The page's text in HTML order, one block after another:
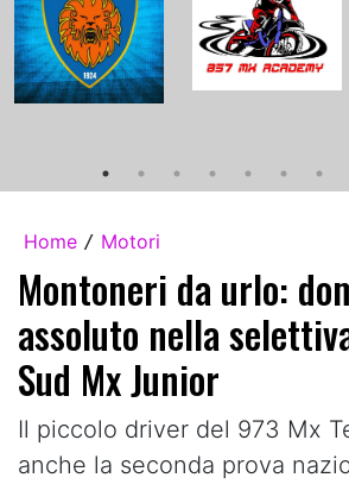
Home / Motori
Montoneri da urlo:
assoluto nella
Sud Mx Junior
Il piccolo driver del 973 Mx
anche la seconda prova